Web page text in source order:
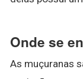
Onde se
As muçuranas